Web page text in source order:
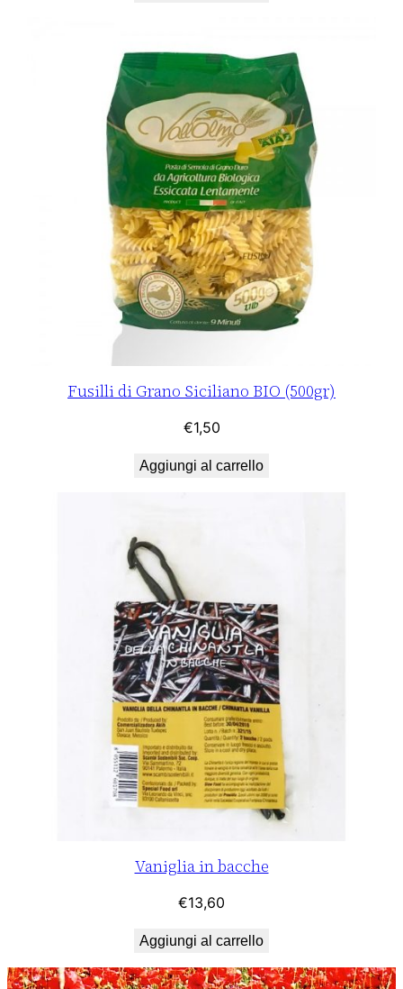
Fusilli di Grano Siciliano BIO (500gr)
€1,50
Aggiungi al carrello
Vaniglia in bacche
€13,60
Aggiungi al carrello